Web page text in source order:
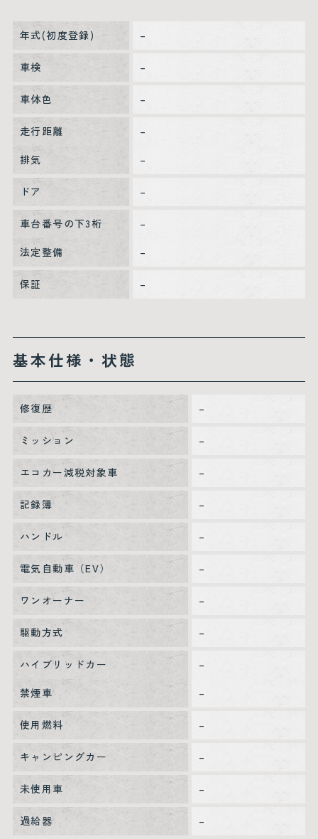
年式(初度登録) –
車検 –
車体色 –
走行距離
–
排気
–
ドア –
車台番号の下3桁
–
法定整備
–
保証 –
基本仕様・状態
修復歴 –
ミッション –
エコカー減税対象車 –
記録簿 –
ハンドル –
電気自動車（EV） –
ワンオーナー –
駆動方式 –
ハイブリッドカー
–
禁煙車
–
使用燃料 –
キャンピングカー –
未使用車 –
過給器 –